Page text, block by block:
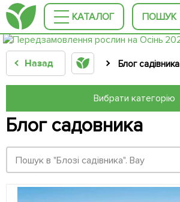
КАТАЛОГ ПОШУК
Назад Блог садівника
Вибрати категорію
Блог садовника